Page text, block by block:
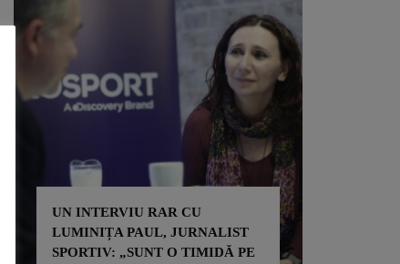
UN INTERVIU RAR CU
LUMINIȚA PAUL, JURNALIST
SPORTIV: „SUNT O TIMIDĂ PE